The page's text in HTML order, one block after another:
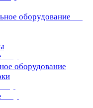
оборудование
оборудование